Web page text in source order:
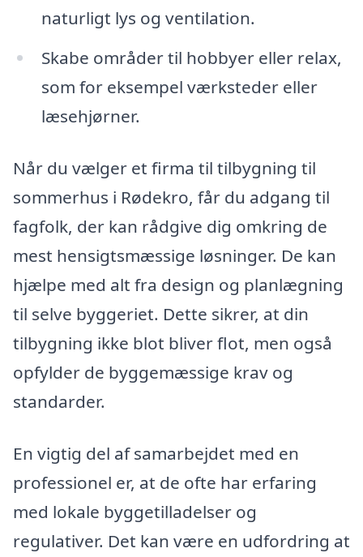
naturligt lys og ventilation.
Skabe områder til hobbyer eller relax,
som for eksempel værksteder eller
læsehjørner.
Når du vælger et firma til tilbygning til
sommerhus i Rødekro, får du adgang til
fagfolk, der kan rådgive dig omkring de
mest hensigtsmæssige løsninger. De kan
hjælpe med alt fra design og planlægning
til selve byggeriet. Dette sikrer, at din
tilbygning ikke blot bliver flot, men også
opfylder de byggemæssige krav og
standarder.
En vigtig del af samarbejdet med en
professionel er, at de ofte har erfaring
med lokale byggetilladelser og
regulativer. Det kan være en udfordring at